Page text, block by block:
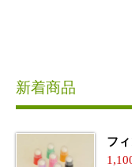
新着商品
フ